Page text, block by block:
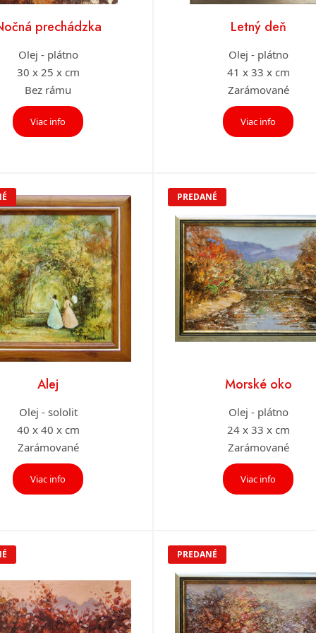
prechádzka
Olej - plátno
30 x 25 x cm
Bez rámu
Viac info
Letný deň
Olej - plátno
41 x 33 x cm
Zarámované
Viac info
Alej
Olej - sololit
40 x 40 x cm
Zarámované
Viac info
PREDANÉ
Morské oko
Olej - plátno
24 x 33 x cm
Zarámované
Viac info
PREDANÉ